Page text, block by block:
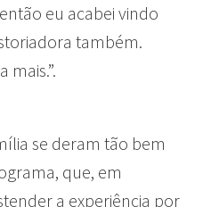
eu acabei vindo
também.
mais.”.
se deram tão bem
que, em
a experiência por